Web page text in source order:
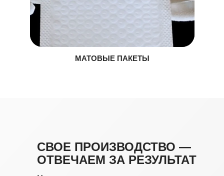
МАТОВЫЕ ПАКЕТЫ
СВОЕ ПРОИЗВОДСТВО —
ОТВЕЧАЕМ ЗА РЕЗУЛЬТАТ